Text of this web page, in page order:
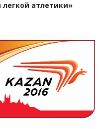
атлетики»